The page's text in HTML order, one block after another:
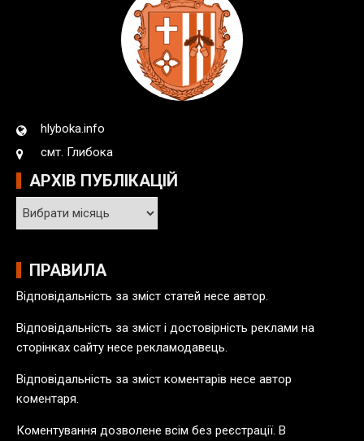
hlyboka.info
смт. Глибока
АРХІВ ПУБЛІКАЦІЙ
А
р
і
п
у
б
і
к
ПРАВИЛА
Відповідальність за зміст статей несе автор.
Відповідальність за зміст і достовірність реклами на
сторінках сайту несе рекламодавець.
Відповідальність за зміст коментарів несе автор
коментаря.
Коментування дозволене всім без реєстрації. В